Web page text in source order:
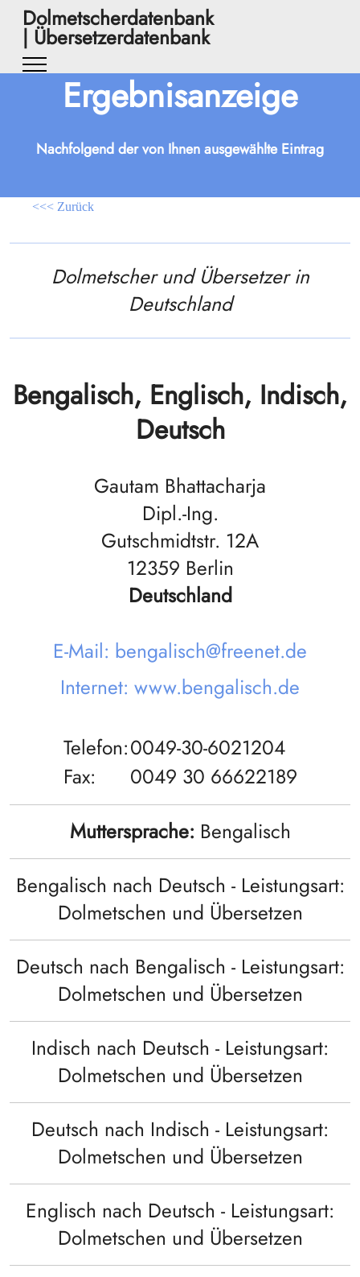
Dolmetscherdatenbank
| Übersetzerdatenbank
Ergebnisanzeige
Nachfolgend der von Ihnen ausgewählte Eintrag
<<< Zurück
Dolmetscher und Übersetzer in
Deutschland
Bengalisch, Englisch, Indisch,
Deutsch
Gautam Bhattacharja
Dipl.-Ing.
Gutschmidtstr. 12A
12359 Berlin
Deutschland
E-Mail: bengalisch@freenet.de
Internet: www.bengalisch.de
Telefon:0049-30-6021204
Fax:
0049 30 66622189
Muttersprache: Bengalisch
Bengalisch nach Deutsch - Leistungsart:
Dolmetschen und Übersetzen
Deutsch nach Bengalisch - Leistungsart:
Dolmetschen und Übersetzen
Indisch nach Deutsch - Leistungsart:
Dolmetschen und Übersetzen
Deutsch nach Indisch - Leistungsart:
Dolmetschen und Übersetzen
Englisch nach Deutsch - Leistungsart:
Dolmetschen und Übersetzen